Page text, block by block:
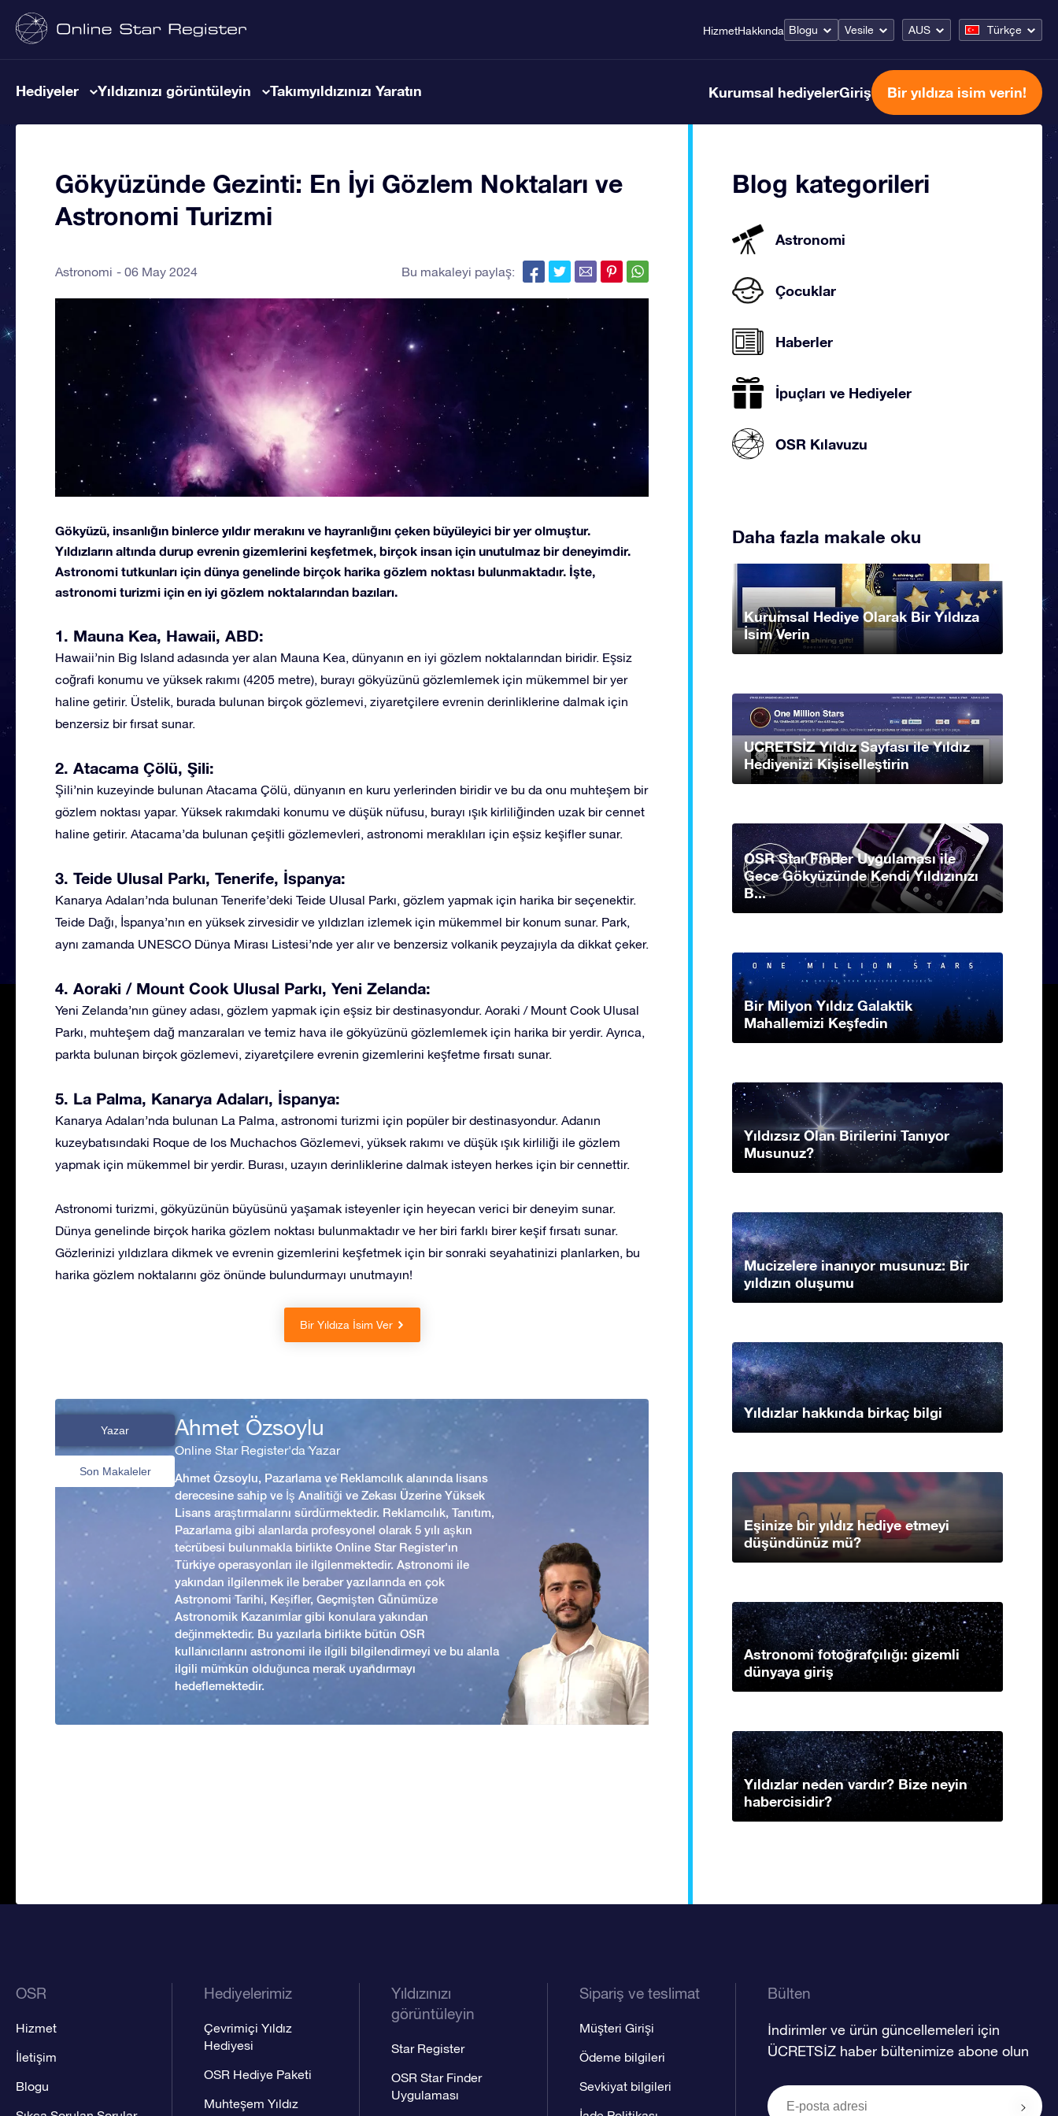
HizmetHakkında Blogu Vesile AUS Türkçe
Hediyeler Yıldızınızı görüntüleyin Takımyıldızınızı Yaratın Kurumsal hediyelerGiriş Bir yıldıza isim verin!
Gökyüzünde Gezinti: En İyi Gözlem Noktaları ve
Astronomi Turizmi
Astronomi 06 May 2024 Bu makaleyi paylaş:
Gökyüzü, insanlığın binlerce yıldır merakını ve hayranlığını çeken büyüleyici bir yer olmuştur.
Yıldızların altında durup evrenin gizemlerini keşfetmek, birçok insan için unutulmaz bir deneyimdir.
Astronomi tutkunları için dünya genelinde birçok harika gözlem noktası bulunmaktadır. İşte,
astronomi turizmi için en iyi gözlem noktalarından bazıları.
1. Mauna Kea, Hawaii, ABD:
Hawaii’nin Big Island adasında yer alan Mauna Kea, dünyanın en iyi gözlem noktalarından biridir. Eşsiz
coğrafi konumu ve yüksek rakımı (4205 metre), burayı gökyüzünü gözlemlemek için mükemmel bir yer
haline getirir. Üstelik, burada bulunan birçok gözlemevi, ziyaretçilere evrenin derinliklerine dalmak için
benzersiz bir fırsat sunar.
2. Atacama Çölü, Şili:
Şili’nin kuzeyinde bulunan Atacama Çölü, dünyanın en kuru yerlerinden biridir ve bu da onu muhteşem bir
gözlem noktası yapar. Yüksek rakımdaki konumu ve düşük nüfusu, burayı ışık kirliliğinden uzak bir cennet
haline getirir. Atacama’da bulunan çeşitli gözlemevleri, astronomi meraklıları için eşsiz keşifler sunar.
3. Teide Ulusal Parkı, Tenerife, İspanya:
Kanarya Adaları’nda bulunan Tenerife’deki Teide Ulusal Parkı, gözlem yapmak için harika bir seçenektir.
Teide Dağı, İspanya’nın en yüksek zirvesidir ve yıldızları izlemek için mükemmel bir konum sunar. Park,
aynı zamanda UNESCO Dünya Mirası Listesi’nde yer alır ve benzersiz volkanik peyzajıyla da dikkat çeker.
4. Aoraki / Mount Cook Ulusal Parkı, Yeni Zelanda:
Yeni Zelanda’nın güney adası, gözlem yapmak için eşsiz bir destinasyondur. Aoraki / Mount Cook Ulusal
Parkı, muhteşem dağ manzaraları ve temiz hava ile gökyüzünü gözlemlemek için harika bir yerdir. Ayrıca,
parkta bulunan birçok gözlemevi, ziyaretçilere evrenin gizemlerini keşfetme fırsatı sunar.
5. La Palma, Kanarya Adaları, İspanya:
Kanarya Adaları’nda bulunan La Palma, astronomi turizmi için popüler bir destinasyondur. Adanın
kuzeybatısındaki Roque de los Muchachos Gözlemevi, yüksek rakımı ve düşük ışık kirliliği ile gözlem
yapmak için mükemmel bir yerdir. Burası, uzayın derinliklerine dalmak isteyen herkes için bir cennettir.
Astronomi turizmi, gökyüzünün büyüsünü yaşamak isteyenler için heyecan verici bir deneyim sunar.
Dünya genelinde birçok harika gözlem noktası bulunmaktadır ve her biri farklı birer keşif fırsatı sunar.
Gözlerinizi yıldızlara dikmek ve evrenin gizemlerini keşfetmek için bir sonraki seyahatinizi planlarken, bu
harika gözlem noktalarını göz önünde bulundurmayı unutmayın!
Bir Yıldıza İsim Ver
Yazar
Son Makaleler
Ahmet Özsoylu
Online Star Register'da Yazar
Ahmet Özsoylu, Pazarlama ve Reklamcılık alanında lisans
derecesine sahip ve İş Analitiği ve Zekası Üzerine Yüksek
Lisans araştırmalarını sürdürmektedir. Reklamcılık, Tanıtım,
Pazarlama gibi alanlarda profesyonel olarak 5 yılı aşkın
tecrübesi bulunmakla birlikte Online Star Register'ın
Türkiye operasyonları ile ilgilenmektedir. Astronomi ile
yakından ilgilenmek ile beraber yazılarında en çok
Astronomi Tarihi, Keşifler, Geçmişten Günümüze
Astronomik Kazanımlar gibi konulara yakından
değinmektedir. Bu yazılarla birlikte bütün OSR
kullanıcılarını astronomi ile ilgili bilgilendirmeyi ve bu alanla
ilgili mümkün olduğunca merak uyandırmayı
hedeflemektedir.
Blog kategorileri
Astronomi
Çocuklar
Haberler
İpuçları ve Hediyeler
OSR Kılavuzu
Daha fazla makale oku
Kurumsal Hediye Olarak Bir Yıldıza
İsim Verin
UCRETSİZ Yıldız Sayfası ile Yıldız
Hediyenizi Kişiselleştirin
OSR Star Finder Uygulaması ile
Gece Gökyüzünde Kendi Yıldızınızı
B...
Bir Milyon Yıldız Galaktik
Mahallemizi Keşfedin
Yıldızsız Olan Birilerini Tanıyor
Musunuz?
Mucizelere inanıyor musunuz: Bir
yıldızın oluşumu
Yıldızlar hakkında birkaç bilgi
Eşinize bir yıldız hediye etmeyi
düşündünüz mü?
Astronomi fotoğrafçılığı: gizemli
dünyaya giriş
Yıldızlar neden vardır? Bize neyin
habercisidir?
OSR
Hizmet
İletişim
Blogu
Hediyelerimiz
Çevrimiçi Yıldız
Hediyesi
OSR Hediye Paketi
Muhteşem Yıldız
Yıldızınızı
görüntüleyin
Star Register
OSR Star Finder
Uygulaması
Sipariş ve teslimat
Müşteri Girişi
Ödeme bilgileri
Sevkiyat bilgileri
Bülten
İndirimler ve ürün güncellemeleri için
ÜCRETSİZ haber bültenimize abone olun